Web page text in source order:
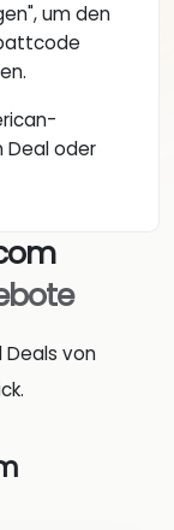
um den
Deal oder
Deals von